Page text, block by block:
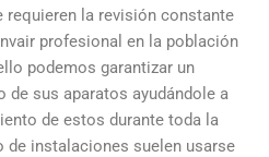
la revisión constante
profesional en la población
podemos garantizar un
de sus aparatos ayudándole a
de estos durante toda la
de instalaciones suelen usarse